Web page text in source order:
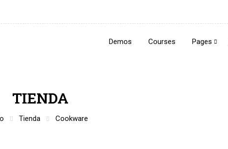
Demos Courses Pages
TIENDA
Tienda Cookware